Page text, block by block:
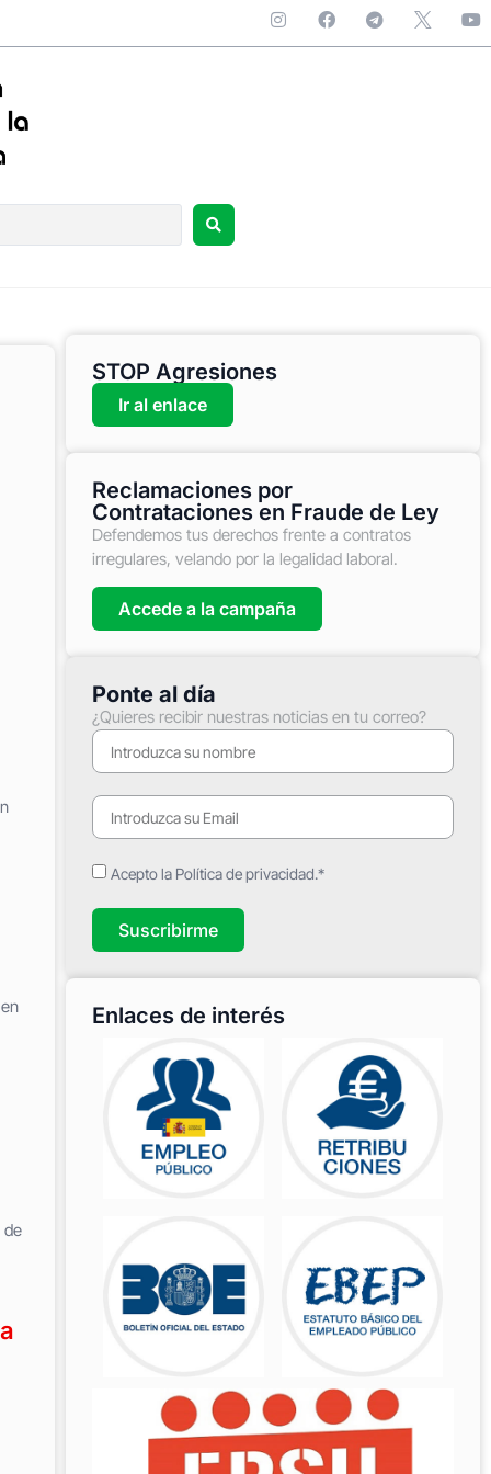
de
STOP Agresiones
Ir al enlace
Reclamaciones por
Contrataciones en Fraude de Ley
Defendemos tus derechos frente a contratos
irregulares, velando por la legalidad laboral.
Accede a la campaña
Ponte al día
¿Quieres recibir nuestras noticias en tu correo?
Acepto la Política de privacidad.*
Suscribirme
Enlaces de interés